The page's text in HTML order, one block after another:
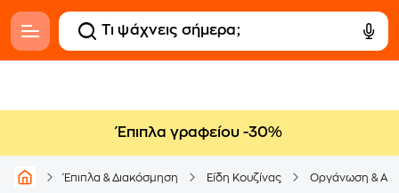
Έπιπλα γραφείου -30%
Έπιπλα & Διακόσμηση Είδη Κουζίνας Οργάνωση &